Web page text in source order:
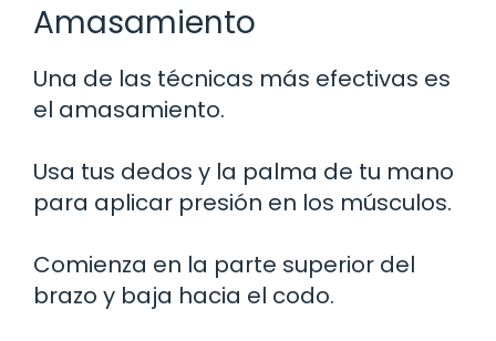
Amasamiento
Una de las técnicas más efectivas es
el amasamiento.
Usa tus dedos y la palma de tu mano
para aplicar presión en los músculos.
Comienza en la parte superior del
brazo y baja hacia el codo.